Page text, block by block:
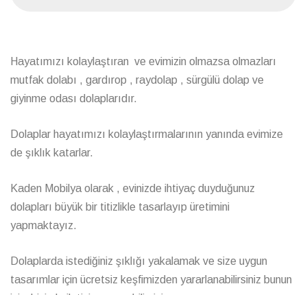
Hayatımızı kolaylaştıran ve evimizin olmazsa olmazları
mutfak dolabı , gardırop , raydolap , sürgülü dolap ve
giyinme odası dolaplarıdır.
Dolaplar hayatımızı kolaylaştırmalarının yanında evimize
de şıklık katarlar.
Kaden Mobilya olarak , evinizde ihtiyaç duyduğunuz
dolapları büyük bir titizlikle tasarlayıp üretimini
yapmaktayız.
Dolaplarda istediğiniz şıklığı yakalamak ve size uygun
tasarımlar için ücretsiz keşfimizden yararlanabilirsiniz bunun